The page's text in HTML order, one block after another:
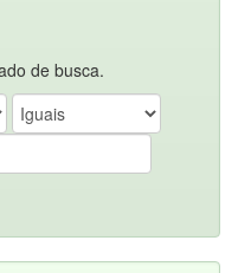
de busca.